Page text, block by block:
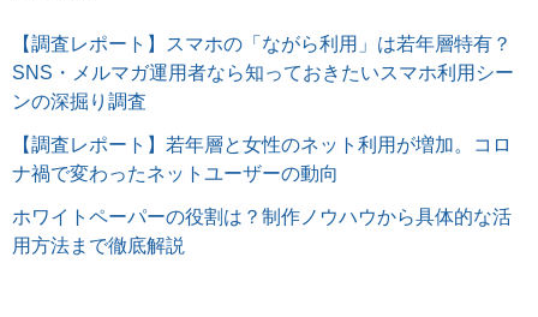
【調査レポート】スマホの「ながら利用」は若年層特有？
SNS・メルマガ運用者なら知っておきたいスマホ利用シー
ンの深掘り調査
【調査レポート】若年層と女性のネット利用が増加。コロ
ナ禍で変わったネットユーザーの動向
ホワイトペーパーの役割は？制作ノウハウから具体的な活
用方法まで徹底解説